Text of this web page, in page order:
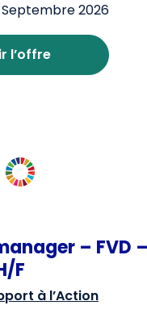
Septembre 2026
l’offre
– FVD
F
à l’Action